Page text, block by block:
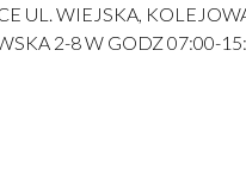
UL. WIEJSKA,
2-8 W GODZ 07:00-